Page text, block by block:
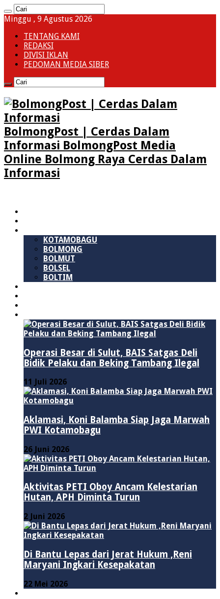
Minggu , 9 Agustus 2026
TENTANG KAMI
REDAKSI
DIVISI IKLAN
PEDOMAN MEDIA SIBER
BolmongPost | Cerdas Dalam
Informasi BolmongPost Media
Online Bolmong Raya Cerdas Dalam
Informasi
KOTAMOBAGU
BOLMONG
BOLMUT
BOLSEL
BOLTIM
Operasi Besar di Sulut, BAIS Satgas Deli
Bidik Pelaku dan Beking Tambang Ilegal
11 Juli 2026
Aklamasi, Koni Balamba Siap Jaga Marwah
PWI Kotamobagu
26 Juni 2026
Aktivitas PETI Oboy Ancam Kelestarian
Hutan, APH Diminta Turun
2 Juni 2026
Di Bantu Lepas dari Jerat Hukum ,Reni
Maryani Ingkari Kesepakatan
22 Mei 2026